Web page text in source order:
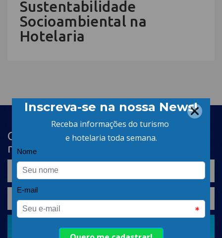
Sustentabilidade
Socioambiental na
Hotelaria
Cadastre-se na newsletter e receba
nosso conteúdo em seu e-mail
CADASTRAR